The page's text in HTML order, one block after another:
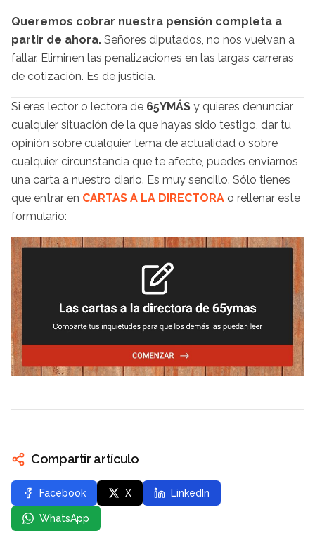
Queremos cobrar nuestra pensión completa a
partir de ahora. Señores diputados, no nos vuelvan a
fallar. Eliminen las penalizaciones en las largas carreras
de cotización. Es de justicia.
Si eres lector o lectora de 65YMÁS y quieres denunciar
cualquier situación de la que hayas sido testigo, dar tu
opinión sobre cualquier tema de actualidad o sobre
cualquier circunstancia que te afecte, puedes enviarnos
una carta a nuestro diario. Es muy sencillo. Sólo tienes
que entrar en CARTAS A LA DIRECTORA o rellenar este
formulario:
Compartir artículo
Facebook X LinkedIn
WhatsApp